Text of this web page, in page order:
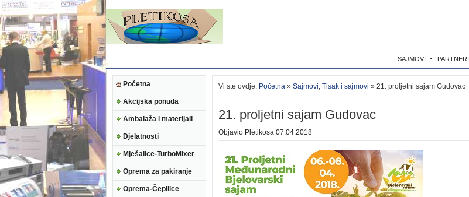
SAJMOVI PARTNERI
Početna
Akcijska ponuda
Ambalaža i materijali
Djelatnosti
Mješalice-TurboMixer
Oprema za pakiranje
Oprema-Čepilice
Vi ste ovdje: Početna » Sajmovi, Tisak i sajmovi » 21. proljetni sajam Gudovac
21. proljetni sajam Gudovac
Objavio Pletikosa 07.04.2018